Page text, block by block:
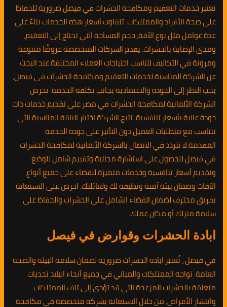
تعتبر خدمات التعقيم ومكافحة الحشرات في فيصل ضرورية للحفاظ
على صحة الأفراد والممتلكات. تتفاوت أسعار هذه الخدمات بناءً على
عدة عوامل مثل نوع الآفة، حجم المساحة التي تحتاج إلى التعقيم،
ومدى الإصابة بالحشرات. يقدم الشركات المتخصصة عروضًا متنوعة
ومرونة في التكاليف لتناسب احتياجات العملاء المختلفة.عند البحث
عن الشركة المناسبة لخدمات التعقيم ومكافحة الحشرات في فيصل،
يجب النظر إلى الجودة والاعتمادية بجانب تكلفة الخدمة. تحرص
الشركة الألمانية لمكافحة الحشرات في مصر على تقديم خدمات ذات
جودة عالية بأسعار تنافسية. تتيح الشركة اختيار الباقة المناسبة التي
تتناسب مع متطلبات العميل دون التأثير على جودة الخدمة
المقدمة.لا تتردد في الاتصال بالشركة الألمانية لمكافحة الحشرات
في فيصل للحصول على استشارة مجانية وتقييم شامل للوضع
وتقديم أسعار تنافسية وخدمات متميزة للقضاء على جميع أنواع
الآفات وضمان بيئة آمنة ونظيفة لك ولعائلتك. احرص على الاستعانة
بفريق محترف لضمان القضاء الشامل على الحشرات والحفاظ على
سلامة منزلك أو مكان عملك.
ابادة الحشرات وقوارض في فيصل
في فيصل ، تُعتبر ابادة الحشرات ضرورية لضمان سلامة البيئة والصحة
العامة. تواجه الممتلكات والمباني في جميع أنحاء البلاد تحديات
متعلقة بالحشرات المزعجة التي قد تؤدي إلى تلف الممتلكات
وانتشار الأمراض. من خلال الاستعانة بشركة متخصصة في مكافحة